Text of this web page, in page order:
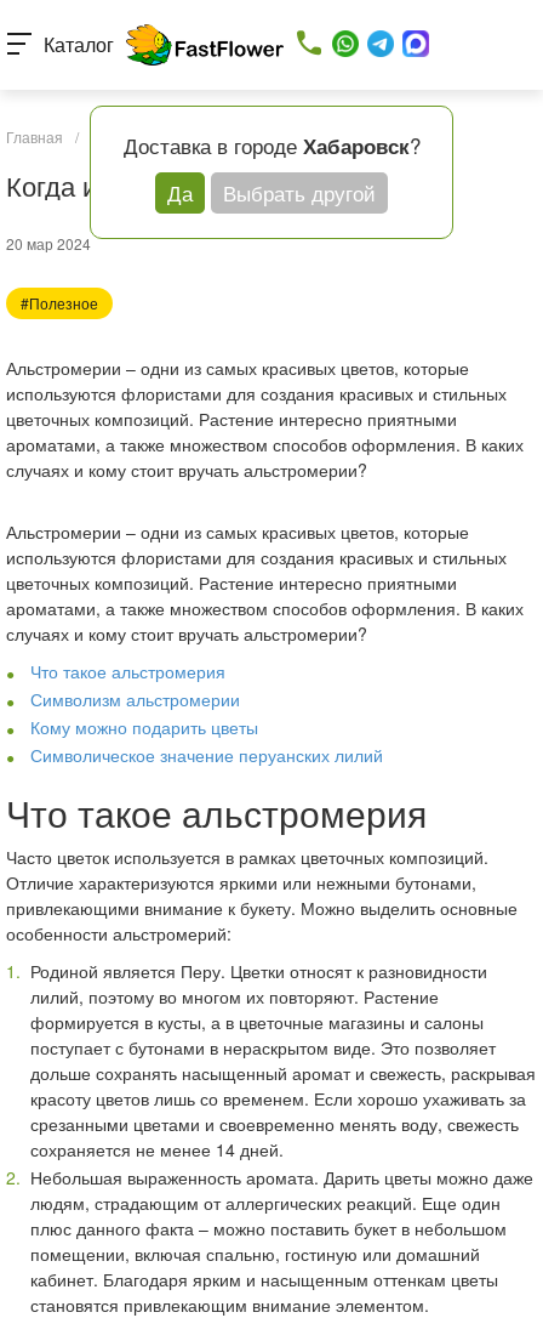
Доставка в городе Хабаровск?
Да
Выбрать другой
Каталог
Главная / Статьи Когда и кому дарят альстромерии?
Когда и кому дарят альстромерии?
20 мар 2024
#Полезное
Альстромерии – одни из самых красивых цветов, которые
используются флористами для создания красивых и стильных
цветочных композиций. Растение интересно приятными
ароматами, а также множеством способов оформления. В каких
случаях и кому стоит вручать альстромерии?
Альстромерии – одни из самых красивых цветов, которые
используются флористами для создания красивых и стильных
цветочных композиций. Растение интересно приятными
ароматами, а также множеством способов оформления. В каких
случаях и кому стоит вручать альстромерии?
Что такое альстромерия
Символизм альстромерии
Кому можно подарить цветы
Символическое значение перуанских лилий
Что такое альстромерия
Часто цветок используется в рамках цветочных композиций.
Отличие характеризуются яркими или нежными бутонами,
привлекающими внимание к букету. Можно выделить основные
особенности альстромерий:
Родиной является Перу. Цветки относят к разновидности
лилий, поэтому во многом их повторяют. Растение
формируется в кусты, а в цветочные магазины и салоны
поступает с бутонами в нераскрытом виде. Это позволяет
дольше сохранять насыщенный аромат и свежесть, раскрывая
красоту цветов лишь со временем. Если хорошо ухаживать за
срезанными цветами и своевременно менять воду, свежесть
сохраняется не менее 14 дней.
Небольшая выраженность аромата. Дарить цветы можно даже
людям, страдающим от аллергических реакций. Еще один
плюс данного факта – можно поставить букет в небольшом
помещении, включая спальню, гостиную или домашний
кабинет. Благодаря ярким и насыщенным оттенкам цветы
становятся привлекающим внимание элементом.